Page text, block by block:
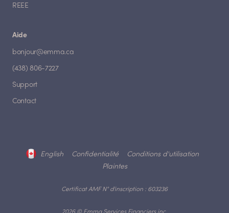
REEE
Aide
bonjour@emma.ca
(438) 806-7227
Support
Contact
Certificat AMF N° d'inscription : 603236
English Confidentialité
Conditions d'utilisation
Plaintes